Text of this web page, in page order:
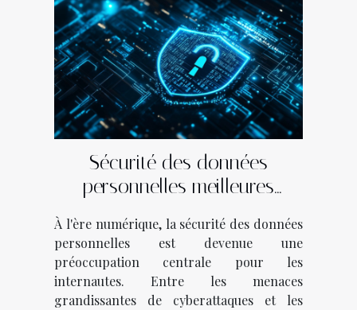
Sécurité des données
personnelles meilleures
pratiques pour les protéger en
ligne
À l'ère numérique, la sécurité des données
personnelles est devenue une
préoccupation centrale pour les
internautes. Entre les menaces
grandissantes de cyberattaques et les